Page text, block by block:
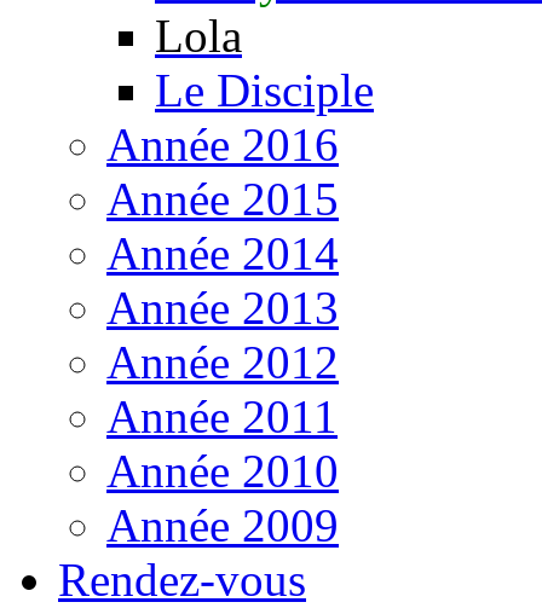
Lola
Le Disciple
Année 2016
Année 2015
Année 2014
Année 2013
Année 2012
Année 2011
Année 2010
Année 2009
Rendez-vous